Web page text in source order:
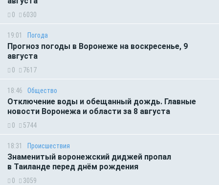
0 6030
19:01 Погода
Прогноз погоды в Воронеже на воскресенье, 9
августа
0 7617
18:46 Общество
Отключение воды и обещанный дождь. Главные
новости Воронежа и области за 8 августа
0 5744
18:31 Происшествия
Знаменитый воронежский диджей пропал
в Таиланде перед днём рождения
0 3059